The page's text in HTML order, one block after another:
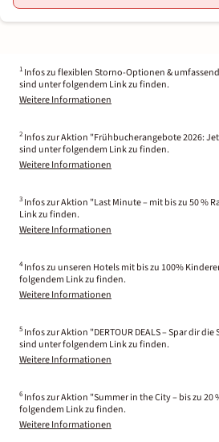
1 Infos zu flexiblen Storno-Optionen &
sind unter folgendem Link zu finden.
Weitere Informationen
2 Infos zur Aktion "Frühbucherangebote 2026:
sind unter folgendem Link zu finden.
Weitere Informationen
3 Infos zur Aktion "Last Minute – mit bis zu 50 %
Link zu finden.
Weitere Informationen
4 Infos zu unseren Hotels mit bis zu 100%
folgendem Link zu finden.
Weitere Informationen
5 Infos zur Aktion "DERTOUR DEALS – Spar dir
sind unter folgendem Link zu finden.
Weitere Informationen
6 Infos zur Aktion "Summer in the City – bis zu 20
folgendem Link zu finden.
Weitere Informationen